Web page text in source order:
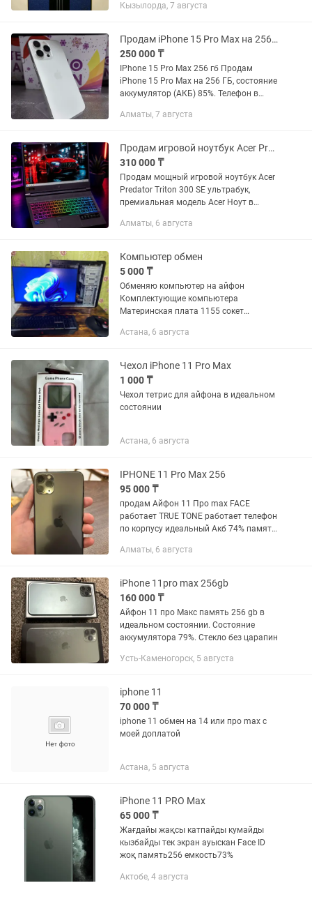
своей цены. Всего 25 чехлов. Все новые
Кызылорда, 7 августа
Продам iPhone 15 Pro Max на 256 ГБ
250 000 ₸
IPhone 15 Pro Max 256 гб Продам
iPhone 15 Pro Max на 256 ГБ, состояние
аккумулятор (АКБ) 85%. Телефон в
очень быстро, корпус и экран
Алматы, 7 августа
Продам игровой ноутбук Acer Predator Triton
310 000 ₸
Продам мощный игровой ноутбук Acer
Predator Triton 300 SE ультрабук,
премиальная модель Acer Ноут в
лагает, в ремонте не был и не
Алматы, 6 августа
Компьютер обмен
5 000 ₸
Обменяю компьютер на айфон
Комплектующие компьютера
Материнская плата 1155 сокет
1050 ti от компании Asus ОЗУ 12 Гб ддр
диск...
Астана, 6 августа
Чехол iPhone 11 Pro Max
1 000 ₸
Чехол тетрис для айфона в идеальном
состоянии
Астана, 6 августа
IPHONE 11 Pro Max 256
95 000 ₸
продам Айфон 11 Про max FACE
работает TRUE TONE работает телефон
по корпусу идеальный Акб 74% память
остальное все родное ! любые
Алматы, 6 августа
iPhone 11pro max 256gb
160 000 ₸
Айфон 11 про Макс память 256 gb в
идеальном состоянии. Состояние
аккумулятора 79%. Стекло без царапин
Усть-Каменогорск, 5 августа
iphone 11
70 000 ₸
iphone 11 обмен на 14 или про max с
моей доплатой
Астана, 5 августа
iPhone 11 PRO Max
65 000 ₸
Жағдайы жақсы катпайды кумайды
кызбайды тек экран ауыскан Face ID
жоқ память256 емкость73%
Актобе, 4 августа